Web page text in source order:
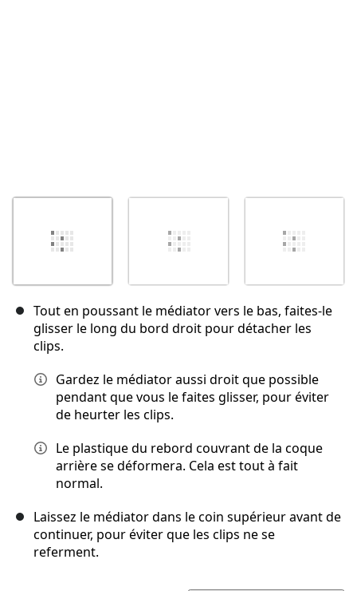
Tout en poussant le médiator vers le bas, faites-le
glisser le long du bord droit pour détacher les
clips.
Gardez le médiator aussi droit que possible
pendant que vous le faites glisser, pour éviter
de heurter les clips.
Le plastique du rebord couvrant de la coque
arrière se déformera. Cela est tout à fait
normal.
Laissez le médiator dans le coin supérieur avant de
continuer, pour éviter que les clips ne se
referment.